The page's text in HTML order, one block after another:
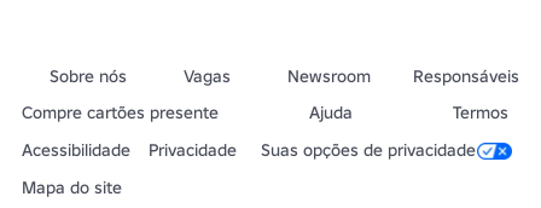
Sobre nós Vagas Newsroom
Responsáveis
Compre cartões presente
Ajuda
Termos
Acessibilidade
Privacidade
Suas opções de privacidade
Mapa do site